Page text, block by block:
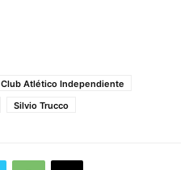
Club Atlético Independiente
Silvio Trucco